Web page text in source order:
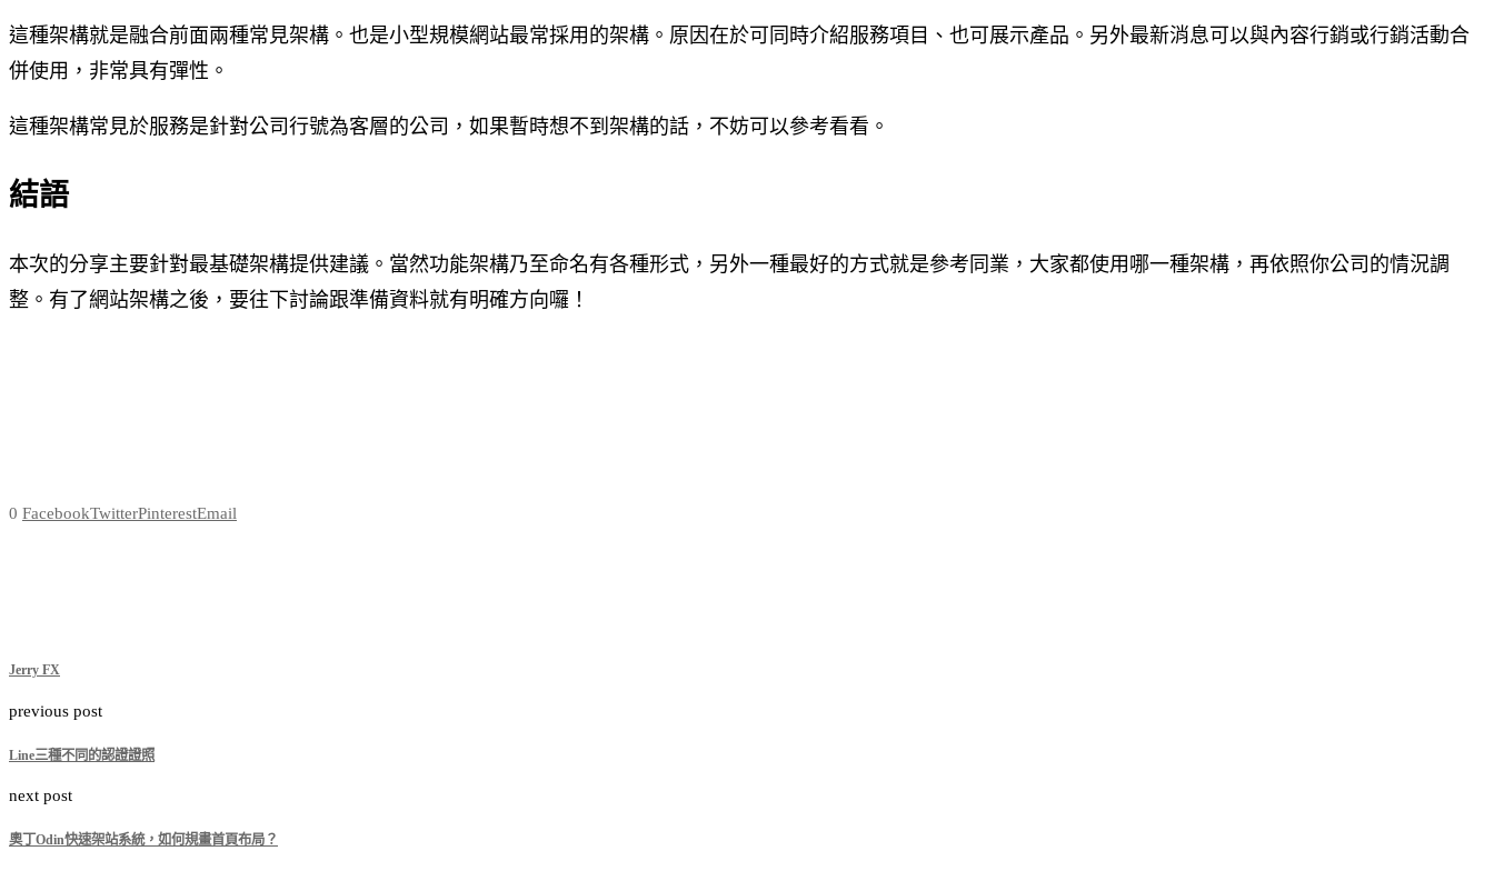
這種架構就是融合前面兩種常見架構。也是小型規模網站最常採用的架構。原因在於可同時介紹服務項目、也可展示產品。另外最新消息可以與內容行銷或行銷活動合
併使用，非常具有彈性。
這種架構常見於服務是針對公司行號為客層的公司，如果暫時想不到架構的話，不妨可以參考看看。
結語
本次的分享主要針對最基礎架構提供建議。當然功能架構乃至命名有各種形式，另外一種最好的方式就是參考同業，大家都使用哪一種架構，再依照你公司的情況調
整。有了網站架構之後，要往下討論跟準備資料就有明確方向囉！
0 FacebookTwitterPinterestEmail
Jerry FX
previous post
Line三種不同的認證證照
next post
奧丁Odin快速架站系統，如何規畫首頁布局？